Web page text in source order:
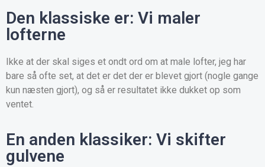
Den klassiske er: Vi maler
lofterne
Ikke at der skal siges et ondt ord om at male lofter, jeg har
bare så ofte set, at det er det der er blevet gjort (nogle gange
kun næsten gjort), og så er resultatet ikke dukket op som
ventet.
En anden klassiker: Vi skifter
gulvene